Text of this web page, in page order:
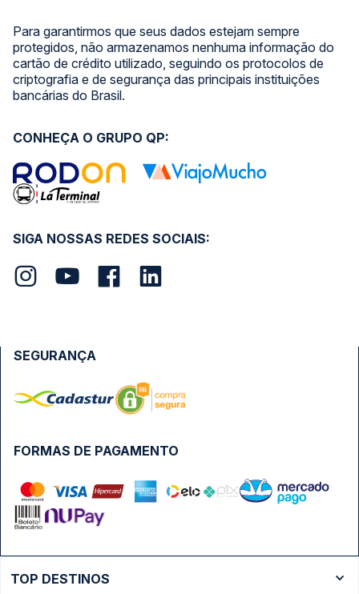
Para garantirmos que seus dados estejam sempre
protegidos, não armazenamos nenhuma informação do
cartão de crédito utilizado, seguindo os protocolos de
criptografia e de segurança das principais instituições
bancárias do Brasil.
SIGA NOSSAS REDES SOCIAIS:
CONHEÇA O GRUPO QP:
FORMAS DE PAGAMENTO
SEGURANÇA
TOP DESTINOS